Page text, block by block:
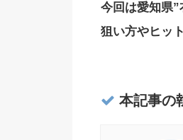
今回は愛知県”
狙い方やヒッ
本記事の